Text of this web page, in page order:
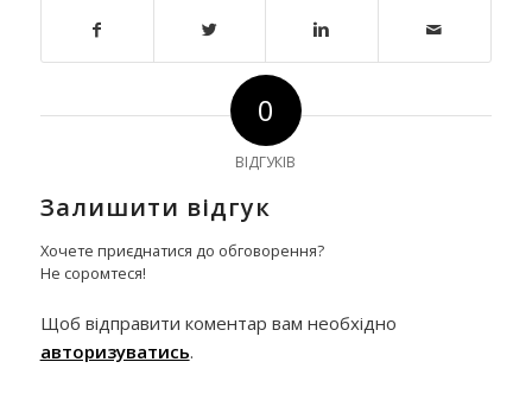
0
ВІДГУКІВ
Залишити відгук
Хочете приєднатися до обговорення?
Не соромтеся!
Щоб відправити коментар вам необхідно
авторизуватись.